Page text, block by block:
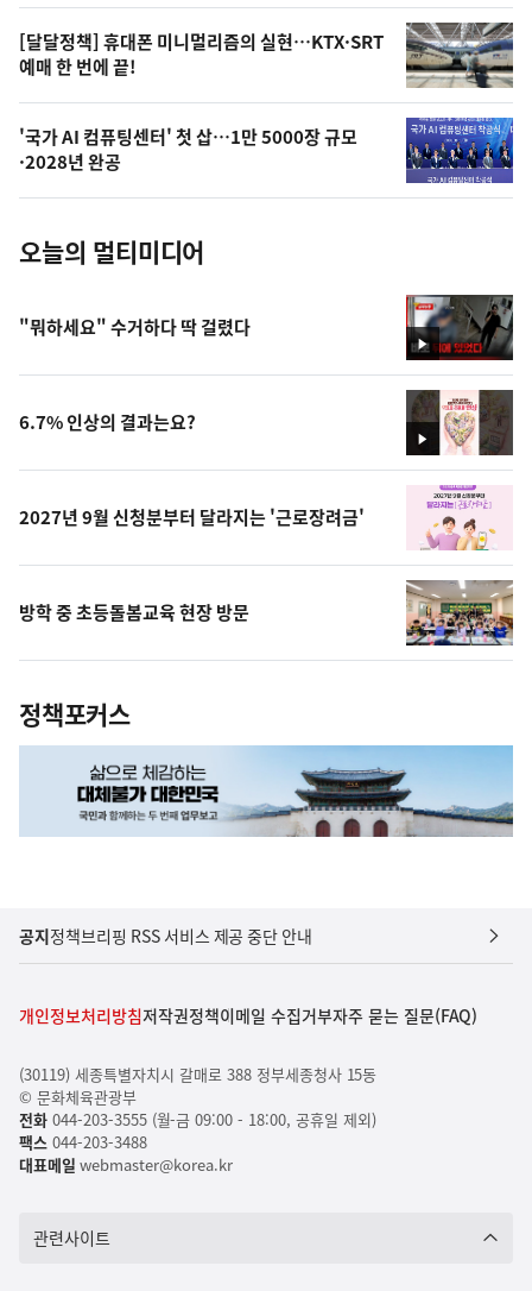
오
늘
의
사
진
[달달정책] 휴대폰 미니멀리즘의 실현…KTX·SRT
예매 한 번에 끝!
'국가 AI 컴퓨팅센터' 첫 삽…1만 5000장 규모
·2028년 완공
오늘의 멀티미디어
영
상
"뭐하세요" 수거하다 딱 걸렸다
영
상
6.7% 인상의 결과는요?
2027년 9월 신청분부터 달라지는 '근로장려금'
방학 중 초등돌봄교육 현장 방문
정책포커스
공지정책브리핑 RSS 서비스 제공 중단 안내
개인정보처리방침저작권정책이메일 수집거부자주 묻는 질문(FAQ)
(30119) 세종특별자치시 갈매로 388 정부세종청사 15동
© 문화체육관광부
전화044-203-3555 (월-금 09:00 - 18:00, 공휴일 제외)
팩스044-203-3488
대표메일 webmaster@korea.kr
관련사이트